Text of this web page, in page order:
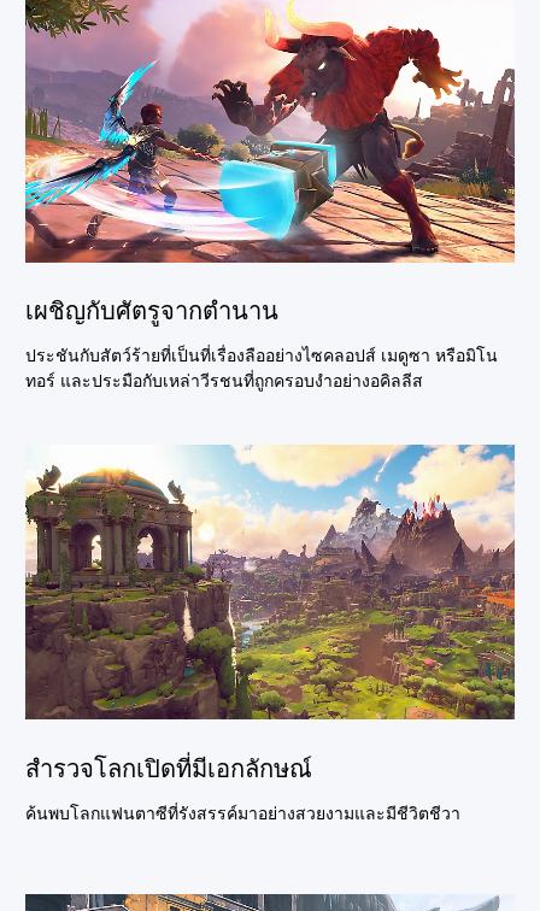
เผชิญกับศัตรูจากตำนาน
ประชันกับสัตว์ร้ายที่เป็นที่เรื่องลืออย่างไซคลอปส์ เมดูซา หรือมิโน
ทอร์ และประมือกับเหล่าวีรชนที่ถูกครอบงำอย่างอคิลลีส
สำรวจโลกเปิดที่มีเอกลักษณ์
ค้นพบโลกแฟนตาซีที่รังสรรค์มาอย่างสวยงามและมีชีวิตชีวา